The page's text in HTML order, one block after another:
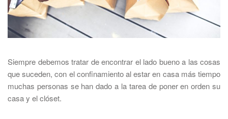
Siempre debemos tratar de encontrar el lado bueno a las cosas
que suceden, con el confinamiento al estar en casa más tiempo
muchas personas se han dado a la tarea de poner en orden su
casa y el clóset.